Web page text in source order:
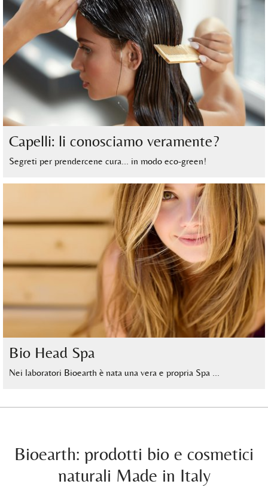
Capelli: li conosciamo veramente?
Segreti per prendercene cura… in modo eco-green!
Bio Head Spa
Nei laboratori Bioearth è nata una vera e propria Spa …
Bioearth: prodotti bio e cosmetici
naturali Made in Italy